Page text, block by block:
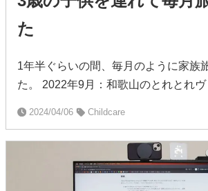
た
1年半ぐらいの間、毎月のように家族
た。 2022年9月：和歌山のとれとれ
2024/04/06 Childcare